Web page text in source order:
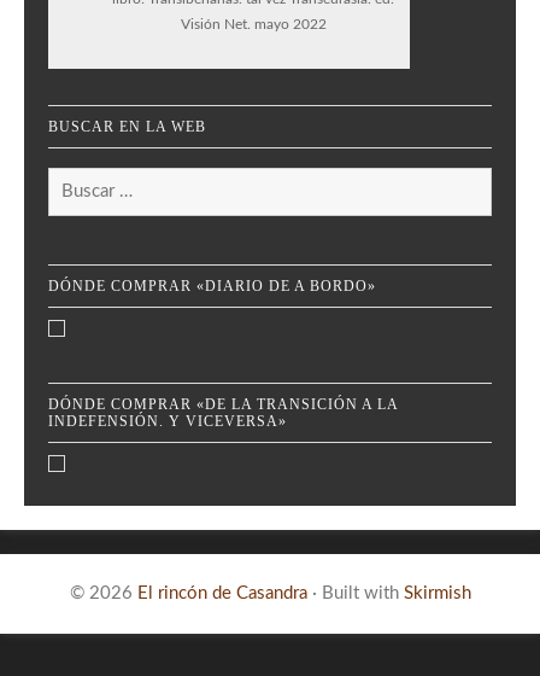
Visión Net. mayo 2022
BUSCAR EN LA WEB
Buscar:
DÓNDE COMPRAR «DIARIO DE A BORDO»
DÓNDE COMPRAR «DE LA TRANSICIÓN A LA
INDEFENSIÓN. Y VICEVERSA»
© 2026 El rincón de Casandra · Built with Skirmish